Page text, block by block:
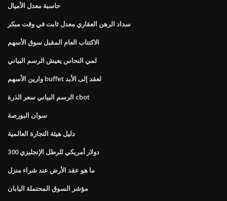
حاسبة معدل الأميال
سداد الرهن العقاري معدل ثابت في وقت مبكر
الاكتتاب العام المقبل سوق الأسهم
لمي النحاس يعيش الرسم البياني
وارين الأسهم buffet لعقد إلى الأبد
الرسم البياني سعر الذرة cbot
سوان البورصة
دليل هيئة التجارة العالمية
300 دولار أمريكي للرطل الإنجليزي
ما هو عقد الأرض عند شراء منزل
مؤشر السوق المحتملة اليابان